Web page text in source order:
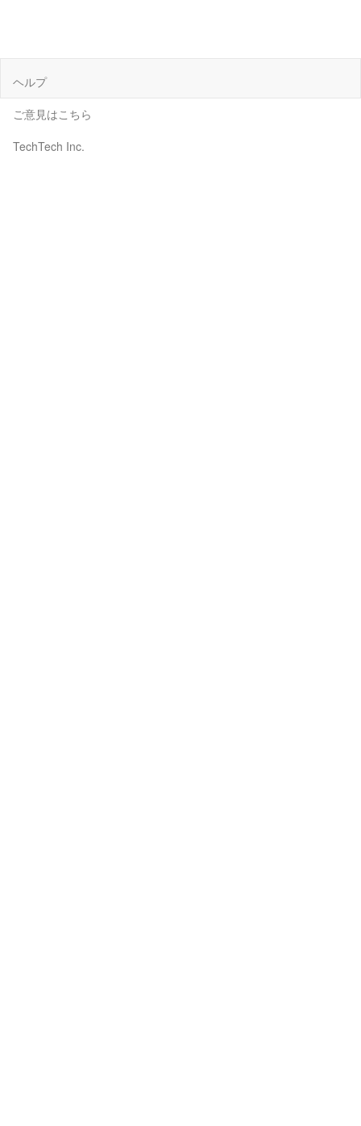
ヘルプ
ご意見はこちら
TechTech Inc.